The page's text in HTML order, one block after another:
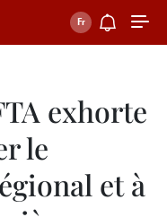
exhorte
le
et à